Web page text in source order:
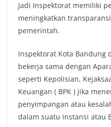
Jadi Inspektorat memiliki
meningkatkan
pemerintah.
Inspektorat Kota Bandung
bekerja sama dengan
seperti Kepolisian,
Keuangan ( BPK ) jika
penyimpangan atau
dalam suatu instansi atau